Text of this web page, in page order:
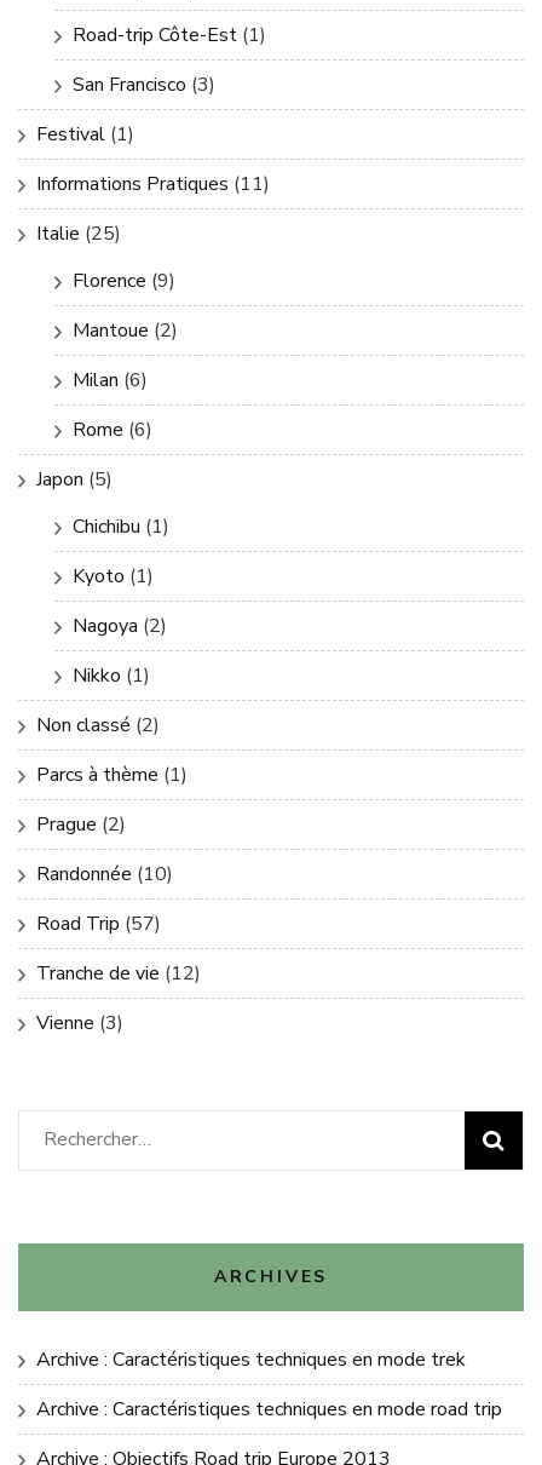
Road-trip Côte-Est (1)
San Francisco (3)
Festival (1)
Informations Pratiques (11)
Italie (25)
Florence (9)
Mantoue (2)
Milan (6)
Rome (6)
Japon (5)
Chichibu (1)
Kyoto (1)
Nagoya (2)
Nikko (1)
Non classé (2)
Parcs à thème (1)
Prague (2)
Randonnée (10)
Road Trip (57)
Tranche de vie (12)
Vienne (3)
Rechercher :
ARCHIVES
Archive : Caractéristiques techniques en mode trek
Archive : Caractéristiques techniques en mode road trip
Archive : Objectifs Road trip Europe 2013